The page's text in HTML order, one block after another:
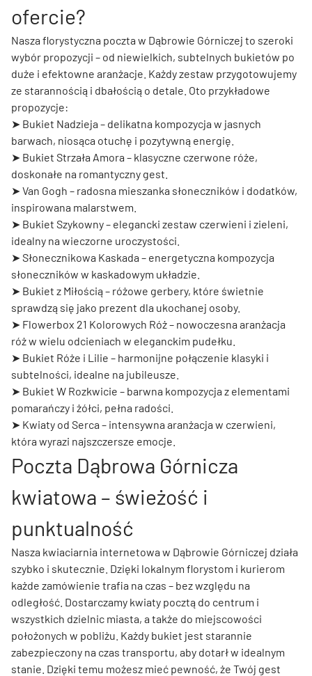
ofercie?
Nasza florystyczna poczta w Dąbrowie Górniczej to szeroki
wybór propozycji – od niewielkich, subtelnych bukietów po
duże i efektowne aranżacje. Każdy zestaw przygotowujemy
ze starannością i dbałością o detale. Oto przykładowe
propozycje:
➤ Bukiet Nadzieja – delikatna kompozycja w jasnych
barwach, niosąca otuchę i pozytywną energię.
➤ Bukiet Strzała Amora – klasyczne czerwone róże,
doskonałe na romantyczny gest.
➤ Van Gogh – radosna mieszanka słoneczników i dodatków,
inspirowana malarstwem.
➤ Bukiet Szykowny– elegancki zestaw czerwieni i zieleni,
idealny na wieczorne uroczystości.
➤ Słonecznikowa Kaskada – energetyczna kompozycja
słoneczników w kaskadowym układzie.
➤ Bukiet z Miłością – różowe gerbery, które świetnie
sprawdzą się jako prezent dla ukochanej osoby.
➤ Flowerbox 21 Kolorowych Róż– nowoczesna aranżacja
róż w wielu odcieniach w eleganckim pudełku.
➤ Bukiet Róże i Lilie – harmonijne połączenie klasyki i
subtelności, idealne na jubileusze.
➤ Bukiet W Rozkwicie – barwna kompozycja z elementami
pomarańczy i żółci, pełna radości.
➤ Kwiaty od Serca – intensywna aranżacja w czerwieni,
która wyrazi najszczersze emocje.
Poczta Dąbrowa Górnicza
kwiatowa – świeżość i
punktualność
Nasza kwiaciarnia internetowa w Dąbrowie Górniczej działa
szybko i skutecznie. Dzięki lokalnym florystom i kurierom
każde zamówienie trafia na czas – bez względu na
odległość. Dostarczamy kwiaty pocztą do centrum i
wszystkich dzielnic miasta, a także do miejscowości
położonych w pobliżu. Każdy bukiet jest starannie
zabezpieczony na czas transportu, aby dotarł w idealnym
stanie. Dzięki temu możesz mieć pewność, że Twój gest